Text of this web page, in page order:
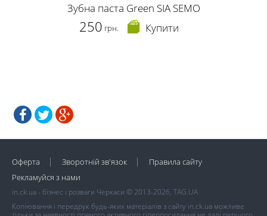
Зубна паста Green SIA SEMO
250 грн. Купити
Оферта Зворотній зв'язок
Правила сайту
Рекламуйся з нами
in.ck.ua - бізнес і розваги Черкаси © 2013-2026, TAG.UA
Копіювання і передрук будь-яких матеріалів з сайту in.ck.ua можливе